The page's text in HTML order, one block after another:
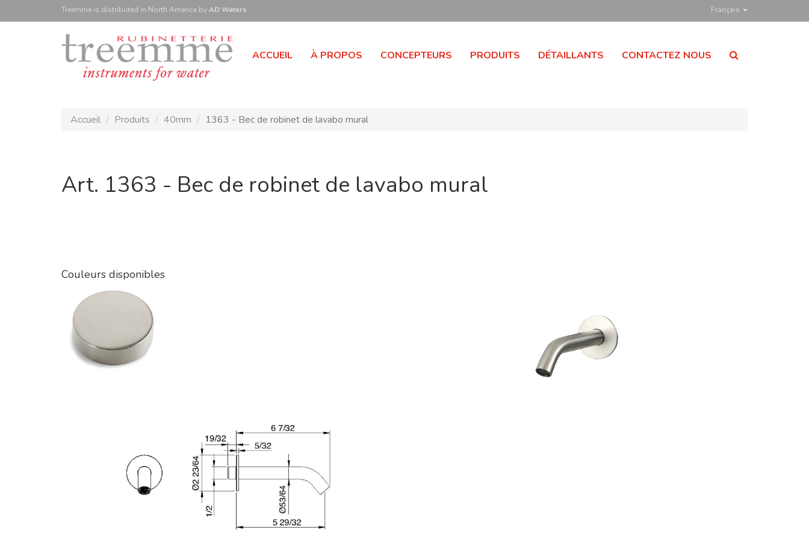
Treemme is distributed in North America byAD Waters Français
ACCUEIL À PROPOS CONCEPTEURS PRODUITS DÉTAILLANTS CONTACTEZ NOUS
Accueil Produits 40mm 1363 - Bec de robinet de lavabo mural
Art. 1363 - Bec de robinet de lavabo mural
Couleurs disponibles